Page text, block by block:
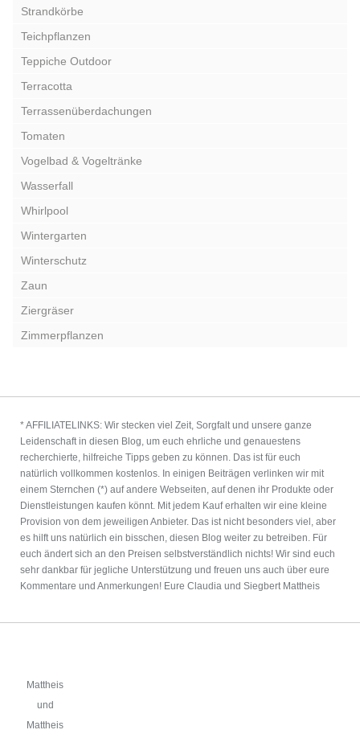
Strandkörbe
Teichpflanzen
Teppiche Outdoor
Terracotta
Terrassenüberdachungen
Tomaten
Vogelbad & Vogeltränke
Wasserfall
Whirlpool
Wintergarten
Winterschutz
Zaun
Ziergräser
Zimmerpflanzen
* AFFILIATELINKS: Wir stecken viel Zeit, Sorgfalt und unsere ganze
Leidenschaft in diesen Blog, um euch ehrliche und genauestens
recherchierte, hilfreiche Tipps geben zu können. Das ist für euch
natürlich vollkommen kostenlos. In einigen Beiträgen verlinken wir mit
einem Sternchen (*) auf andere Webseiten, auf denen ihr Produkte oder
Dienstleistungen kaufen könnt. Mit jedem Kauf erhalten wir eine kleine
Provision von dem jeweiligen Anbieter. Das ist nicht besonders viel, aber
es hilft uns natürlich ein bisschen, diesen Blog weiter zu betreiben. Für
euch ändert sich an den Preisen selbstverständlich nichts! Wir sind euch
sehr dankbar für jegliche Unterstützung und freuen uns auch über eure
Kommentare und Anmerkungen! Eure Claudia und Siegbert Mattheis
Mattheis
und
Mattheis